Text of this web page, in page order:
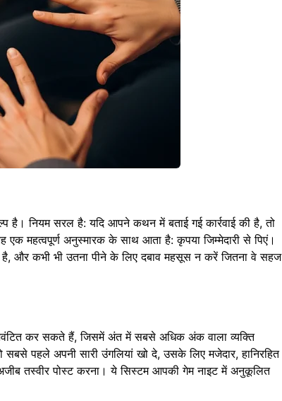
नियम सरल है: यदि आपने कथन में बताई गई कार्रवाई की है, तो
महत्वपूर्ण अनुस्मारक के साथ आता है: कृपया जिम्मेदारी से पिएं।
है, और कभी भी उतना पीने के लिए दबाव महसूस न करें जितना वे सहज
कर सकते हैं, जिसमें अंत में सबसे अधिक अंक वाला व्यक्ति
पहले अपनी सारी उंगलियां खो दे, उसके लिए मजेदार, हानिरहित
तस्वीर पोस्ट करना। ये सिस्टम आपकी गेम नाइट में अनुकूलित